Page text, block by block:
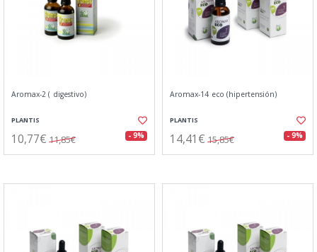
Aromax-2 ( digestivo)
PLANTIS
10,77€ 11,85€ - 9%
Aromax-14 eco (hipertensión)
PLANTIS
14,41€ 15,85€ - 9%